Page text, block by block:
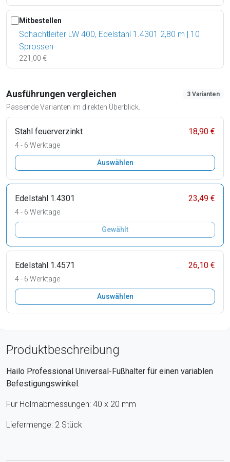
Mitbestellen
Schachtleiter LW 400, Edelstahl 1.4301 2,80 m | 10
Sprossen
221,00 €
Ausführungen vergleichen
Passende Varianten im direkten Überblick.
3 Varianten
Stahl feuerverzinkt 18,90 €
4 - 6 Werktage
Auswählen
Edelstahl 1.4301 23,49 €
4 - 6 Werktage
Gewählt
Edelstahl 1.4571 26,10 €
4 - 6 Werktage
Auswählen
Produktbeschreibung
Hailo Professional Universal-Fußhalter für einen variablen
Befestigungswinkel.
Für Holmabmessungen: 40 x 20 mm
Liefermenge: 2 Stück